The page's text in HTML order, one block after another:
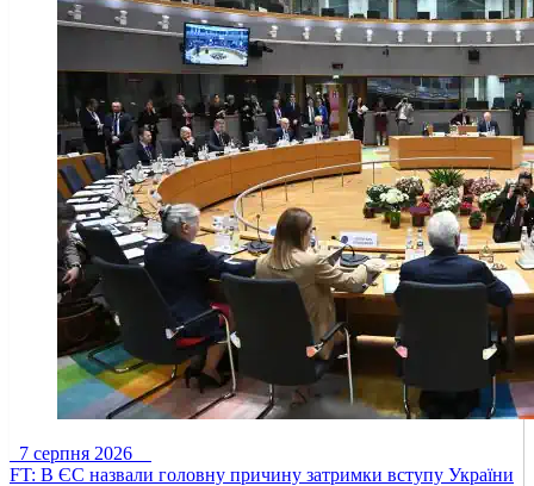
7 серпня 2026
FT: В ЄС назвали головну причину затримки вступу України